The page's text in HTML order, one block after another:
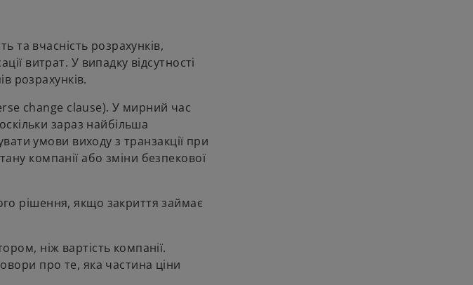
та вчасність розрахунків,
витрат. У випадку відсутності
розрахунків.
change clause). У мирний час
зараз найбільша
умови виходу з транзакції при
компанії або зміни безпекової
рішення, якщо закриття займає
ніж вартість компанії.
про те, яка частина ціни